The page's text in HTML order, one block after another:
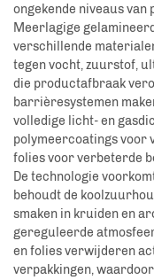
ongekende niveaus
Meerlagige
verschillende
tegen vocht, zuurstof,
die productafbraak
barrièresystemen
volledige licht- en
polymeercoatings voor
folies voor verbeterde
De technologie
behoudt de
smaken in kruiden en
gereguleerde
en folies verwijderen
verpakkingen,